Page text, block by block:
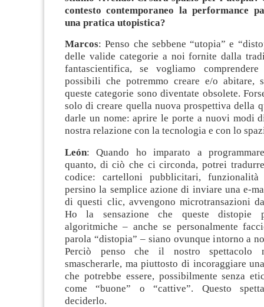
contesto contemporaneo la performance
una pratica utopistica?
Marcos: Penso che sebbene “utopia” e
delle valide categorie a noi fornite dalla
fantascientifica, se vogliamo
possibili che potremmo creare e/o abitare,
queste categorie sono diventate obsolete.
solo di creare quella nuova prospettiva della
darle un nome: aprire le porte a nuovi modi
nostra relazione con la tecnologia e con lo
León: Quando ho imparato a
quanto, di ciò che ci circonda, potrei
codice: cartelloni pubblicitari,
persino la semplice azione di inviare una e-
di questi clic, avvengono microtransazioni
Ho la sensazione che queste distopie
algoritmiche – anche se personalmente
parola “distopia” – siano ovunque intorno a
Perciò penso che il nostro spettacolo
smascherarle, ma piuttosto di incoraggiare
che potrebbe essere, possibilmente senza
come “buone” o “cattive”. Questo
deciderlo.